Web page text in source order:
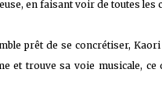
en faisant voir de toutes les
prêt de se concrétiser,
et trouve sa voie musicale,